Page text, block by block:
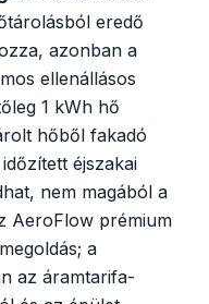
eredő
azonban a
ellenállásos
1 kWh hő
hőből fakadó
éjszakai
nem magából a
AeroFlow prémium
a
az áramtarifa-